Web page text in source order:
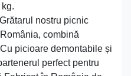
kg.
nostru picnic
combină
picioare demontabile și
perfect pentru